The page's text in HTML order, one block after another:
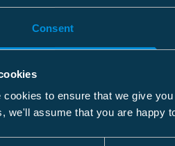
Consent
cookies to ensure that we give
we'll assume that you are happy